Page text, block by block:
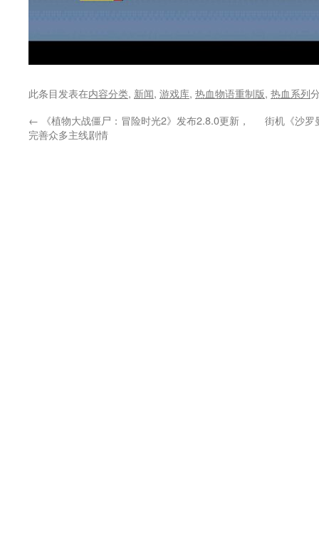
此条目发表在内容分类, 新闻, 游戏库, 热血物语重制版, 热血系列
← 《植物大战僵尸：冒险时光2》发布2.8.0更新，
完善众多主线剧情
街机《沙罗